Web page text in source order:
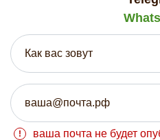
ваша почта не будет